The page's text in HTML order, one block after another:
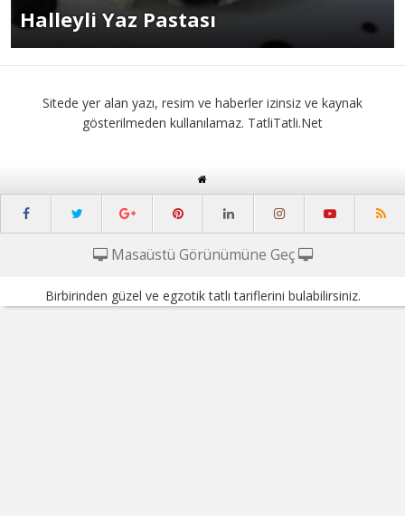
Halleyli Yaz Pastası
Sitede yer alan yazı, resim ve haberler izinsiz ve kaynak
gösterilmeden kullanılamaz. TatliTatli.Net
Masaüstü Görünümüne Geç
Birbirinden güzel ve egzotik tatlı tariflerini bulabilirsiniz.